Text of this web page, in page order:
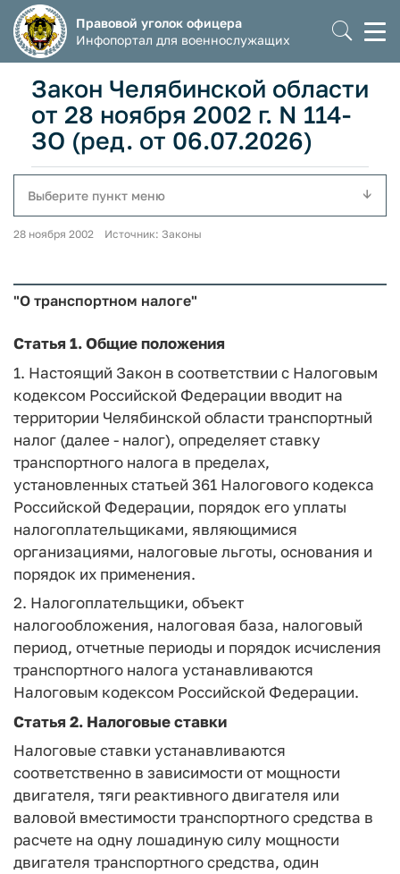
Правовой уголок офицера
Инфопортал для военнослужащих
Закон Челябинской области
от 28 ноября 2002 г. N 114-
ЗО (ред. от 06.07.2026)
Выберите пункт меню
28 ноября 2002 Источник: Законы
"О транспортном налоге"
Статья 1. Общие положения
1. Настоящий Закон в соответствии с Налоговым
кодексом Российской Федерации вводит на
территории Челябинской области транспортный
налог (далее - налог), определяет ставку
транспортного налога в пределах,
установленных статьей 361 Налогового кодекса
Российской Федерации, порядок его уплаты
налогоплательщиками, являющимися
организациями, налоговые льготы, основания и
порядок их применения.
2. Налогоплательщики, объект
налогообложения, налоговая база, налоговый
период, отчетные периоды и порядок исчисления
транспортного налога устанавливаются
Налоговым кодексом Российской Федерации.
Статья 2. Налоговые ставки
Налоговые ставки устанавливаются
соответственно в зависимости от мощности
двигателя, тяги реактивного двигателя или
валовой вместимости транспортного средства в
расчете на одну лошадиную силу мощности
двигателя транспортного средства, один